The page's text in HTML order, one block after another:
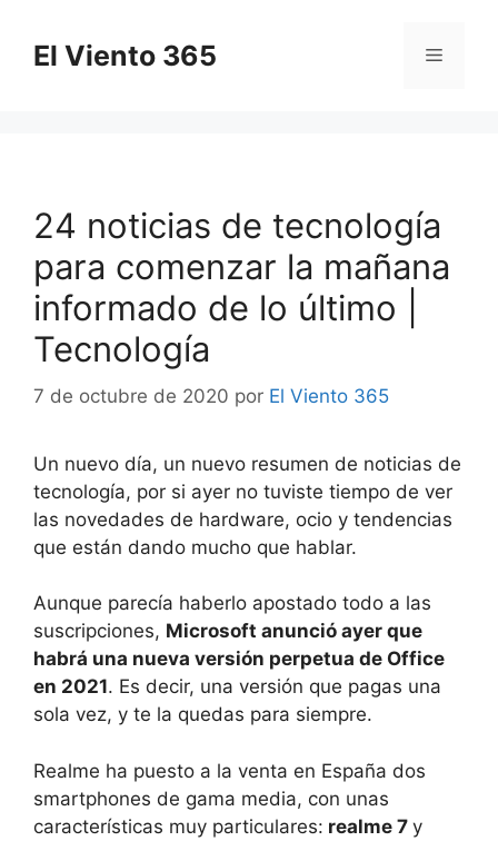
contenido
El Viento 365 Menú
24 noticias de tecnología
para comenzar la mañana
informado de lo último |
Tecnología
7 de octubre de 2020 por El Viento 365
Un nuevo día, un nuevo resumen de noticias de
tecnología, por si ayer no tuviste tiempo de ver
las novedades de hardware, ocio y tendencias
que están dando mucho que hablar.
Aunque parecía haberlo apostado todo a las
suscripciones, Microsoft anunció ayer que
habrá una nueva versión perpetua de Office
en 2021. Es decir, una versión que pagas una
sola vez, y te la quedas para siempre.
Realme ha puesto a la venta en España dos
smartphones de gama media, con unas
características muy particulares: realme 7 y